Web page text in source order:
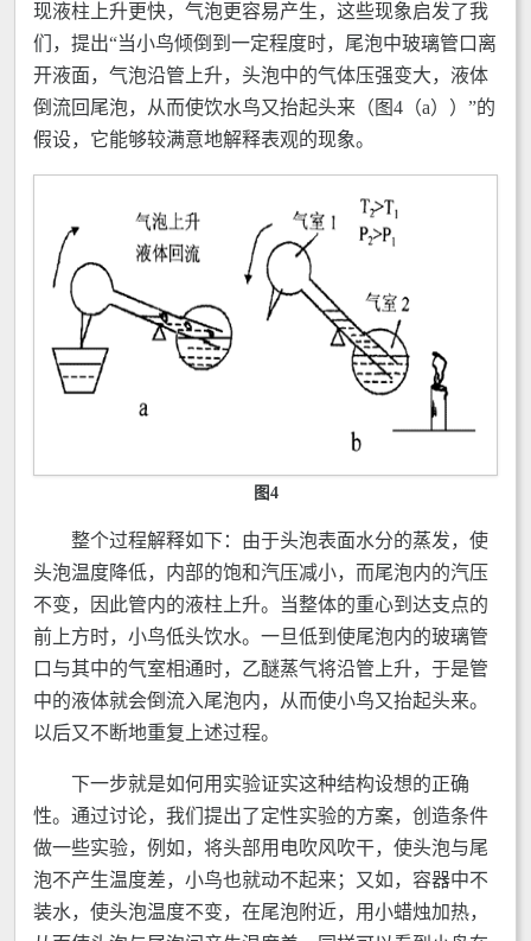
现液柱上升更快，气泡更容易产生，这些现象启发了我
们，提出“当小鸟倾倒到一定程度时，尾泡中玻璃管口离
开液面，气泡沿管上升，头泡中的气体压强变大，液体
倒流回尾泡，从而使饮水鸟又抬起头来（图4（a））”的
假设，它能够较满意地解释表观的现象。
图4
整个过程解释如下：由于头泡表面水分的蒸发，使
头泡温度降低，内部的饱和汽压减小，而尾泡内的汽压
不变，因此管内的液柱上升。当整体的重心到达支点的
前上方时，小鸟低头饮水。一旦低到使尾泡内的玻璃管
口与其中的气室相通时，乙醚蒸气将沿管上升，于是管
中的液体就会倒流入尾泡内，从而使小鸟又抬起头来。
以后又不断地重复上述过程。
下一步就是如何用实验证实这种结构设想的正确
性。通过讨论，我们提出了定性实验的方案，创造条件
做一些实验，例如，将头部用电吹风吹干，使头泡与尾
泡不产生温度差，小鸟也就动不起来；又如，容器中不
装水，使头泡温度不变，在尾泡附近，用小蜡烛加热，